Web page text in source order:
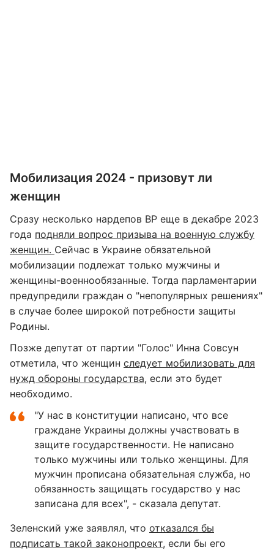
Мобилизация 2024 - призовут ли
женщин
Сразу несколько нардепов ВР еще в декабре 2023
года подняли вопрос призыва на военную службу
женщин. Сейчас в Украине обязательной
мобилизации подлежат только мужчины и
женщины-военнообязанные. Тогда парламентарии
предупредили граждан о "непопулярных решениях"
в случае более широкой потребности защиты
Родины.
Позже депутат от партии "Голос" Инна Совсун
отметила, что женщин следует мобилизовать для
нужд обороны государства, если это будет
необходимо.
"У нас в конституции написано, что все
граждане Украины должны участвовать в
защите государственности. Не написано
только мужчины или только женщины. Для
мужчин прописана обязательная служба, но
обязанность защищать государство у нас
записана для всех", - сказала депутат.
Зеленский уже заявлял, что отказался бы
подписать такой законопроект, если бы его